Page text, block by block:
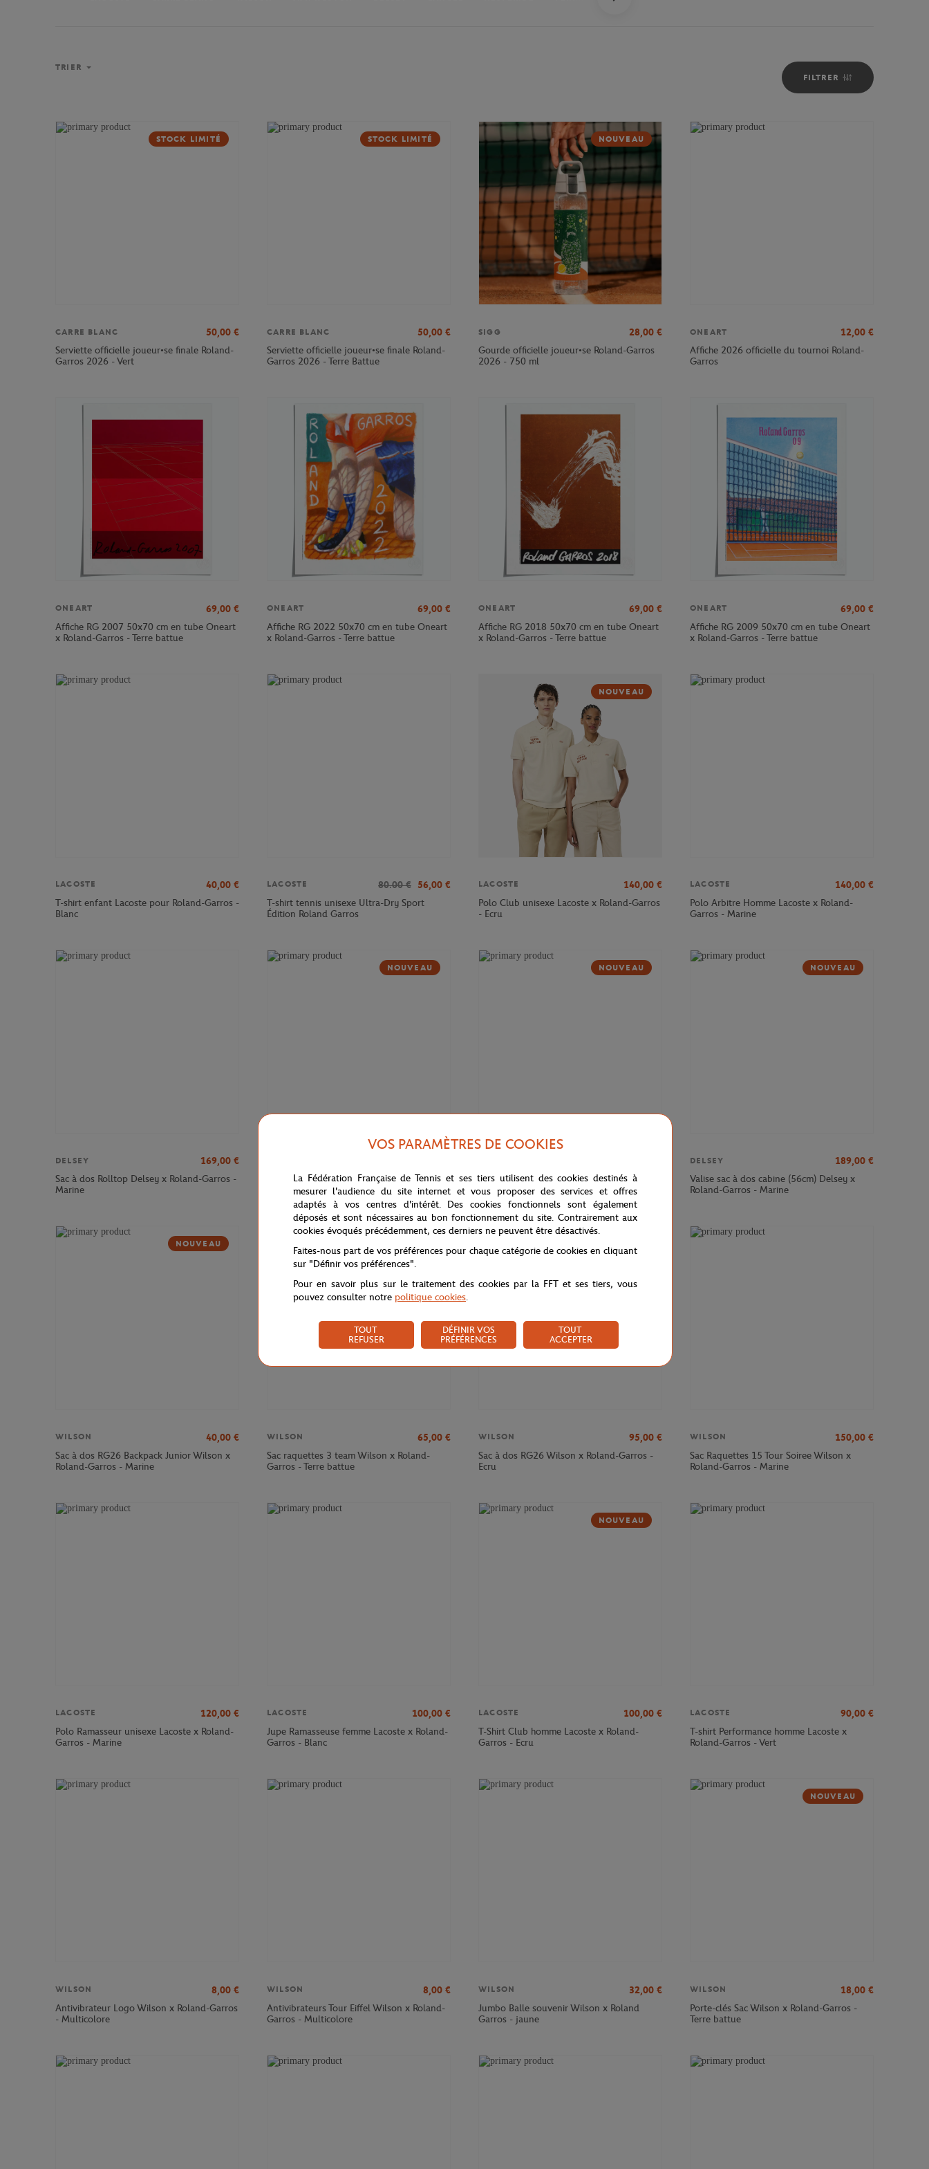
FILTRER
TRIER
STOCK LIMITÉ
CARRE BLANC 50,00 €
Serviette officielle joueur•se finale Roland-
Garros 2026 - Vert
STOCK LIMITÉ
CARRE BLANC 50,00 €
Serviette officielle joueur•se finale Roland-
Garros 2026 - Terre Battue
NOUVEAU
SIGG 28,00 €
Gourde officielle joueur•se Roland-Garros
2026 - 750 ml
ONEART 12,00 €
Affiche 2026 officielle du tournoi Roland-
Garros
ONEART 69,00 €
Affiche RG 2007 50x70 cm en tube Oneart
x Roland-Garros - Terre battue
ONEART 69,00 €
Affiche RG 2022 50x70 cm en tube Oneart
x Roland-Garros - Terre battue
ONEART 69,00 €
Affiche RG 2018 50x70 cm en tube Oneart
x Roland-Garros - Terre battue
ONEART 69,00 €
Affiche RG 2009 50x70 cm en tube Oneart
x Roland-Garros - Terre battue
LACOSTE 40,00 €
T-shirt enfant Lacoste pour Roland-Garros -
Blanc
LACOSTE 80.00 € 56,00 €
T-shirt tennis unisexe Ultra-Dry Sport
Édition Roland Garros
NOUVEAU
LACOSTE 140,00 €
Polo Club unisexe Lacoste x Roland-Garros
- Ecru
LACOSTE 140,00 €
Polo Arbitre Homme Lacoste x Roland-
Garros - Marine
DELSEY 169,00 €
Sac à dos Rolltop Delsey x Roland-Garros -
Marine
NOUVEAU
Sac à dos Cadence Soft 14" Delsey x
Roland-Garros - Marine
NOUVEAU
Valise cabine Cadence (55cm) Delsey x
Roland-Garros - Marine
NOUVEAU
DELSEY 189,00 €
Valise sac à dos cabine (56cm) Delsey x
Roland-Garros - Marine
NOUVEAU
WILSON 40,00 €
Sac à dos RG26 Backpack Junior Wilson x
Roland-Garros - Marine
WILSON 65,00 €
Sac raquettes 3 team Wilson x Roland-
Garros - Terre battue
WILSON 95,00 €
Sac à dos RG26 Wilson x Roland-Garros -
Ecru
WILSON 150,00 €
Sac Raquettes 15 Tour Soiree Wilson x
Roland-Garros - Marine
LACOSTE 120,00 €
Polo Ramasseur unisexe Lacoste x Roland-
Garros - Marine
LACOSTE 100,00 €
Jupe Ramasseuse femme Lacoste x Roland-
Garros - Blanc
NOUVEAU
LACOSTE 100,00 €
T-Shirt Club homme Lacoste x Roland-
Garros - Ecru
LACOSTE 90,00 €
T-shirt Performance homme Lacoste x
Roland-Garros - Vert
WILSON 8,00 €
Antivibrateur Logo Wilson x Roland-Garros
- Multicolore
WILSON 8,00 €
Antivibrateurs Tour Eiffel Wilson x Roland-
Garros - Multicolore
WILSON 32,00 €
Jumbo Balle souvenir Wilson x Roland
Garros - jaune
NOUVEAU
WILSON 18,00 €
Porte-clés Sac Wilson x Roland-Garros -
Terre battue
VOS PARAMÈTRES DE COOKIES
La Fédération Française de Tennis et ses tiers utilisent des cookies destinés à
mesurer l'audience du site internet et vous proposer des services et offres
adaptés à vos centres d'intérêt. Des cookies fonctionnels sont également
déposés et sont nécessaires au bon fonctionnement du site. Contrairement aux
cookies évoqués précédemment, ces derniers ne peuvent être désactivés.
Faites-nous part de vos préférences pour chaque catégorie de cookies en cliquant
sur "Définir vos préférences".
Pour en savoir plus sur le traitement des cookies par la FFT et ses tiers, vous
pouvez consulter notre politique cookies.
TOUT
REFUSER
DÉFINIR VOS
PRÉFÉRENCES
TOUT
ACCEPTER